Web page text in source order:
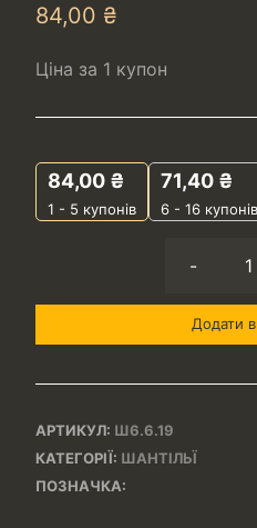
84,00 ₴
Ціна за 1 купон
84,00 ₴
1 - 5 купонів
71,40 ₴
6 - 16 купонів
-
Додати
АРТИКУЛ: Ш6.6.19
КАТЕГОРІЇ: ШАНТІЛЬЇ
ПОЗНАЧКА: